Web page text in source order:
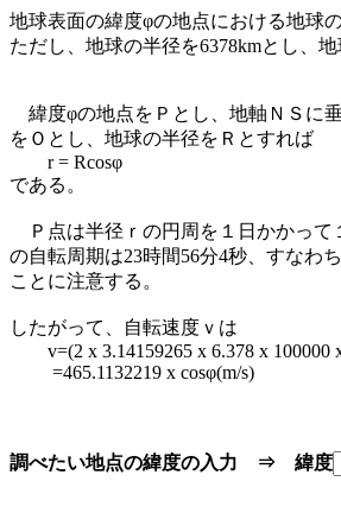
地球表面の緯度φの地点における地球
ただし、地球の半径を6378kmとし、
緯度φの地点をＰとし、地軸ＮＳに
をＯとし、地球の半径をＲとすれば
r = Rcosφ
である。
Ｐ点は半径ｒの円周を１日かかって
の自転周期は23時間56分4秒、すなわ
ことに注意する。
したがって、自転速度ｖは
v=(2 x 3.14159265 x 6.378 x 100000
=465.1132219 x cosφ(m/s)
調べたい地点の緯度の入力 ⇒ 緯度